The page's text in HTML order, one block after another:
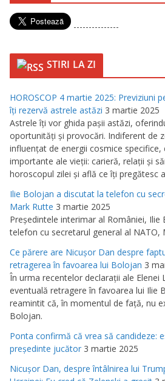
---------------
STIRI LA ZI
HOROSCOP 4 martie 2025: Previziuni
îţi rezervă astrele astăzi 3 martie 2025
Astrele îţi vor ghida paşii astăzi,
oportunităţi şi provocări. Indiferent de
influenţat de energii cosmice
importante ale vieţii: carieră, relaţii şi
horoscopul zilei şi află ce îţi pregătesc
Ilie Bolojan a discutat la telefon cu
Mark Rutte 3 martie 2025
Preşedintele interimar al României,
telefon cu secretarul general al NATO,
Ce părere are Nicuşor Dan despre
retragerea în favoarea lui Bolojan 3
În urma recentelor declaraţii ale Elenei
eventuală retragere în favoarea lui Ilie
reamintit că, în momentul de faţă, nu
Bolojan.
Ponta confirmă că vrea să candideze:
preşedinte jucător 3 martie 2025
Nicuşor Dan, despre întâlnirea lui